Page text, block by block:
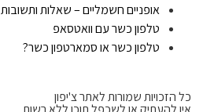
אופניים חשמליים – שאלות ותשובות
טלפון כשר עם וואטסאפ
טלפון כשר או סמארטפון כשר?
כל הזכויות שמורות לאתר צ'יפון